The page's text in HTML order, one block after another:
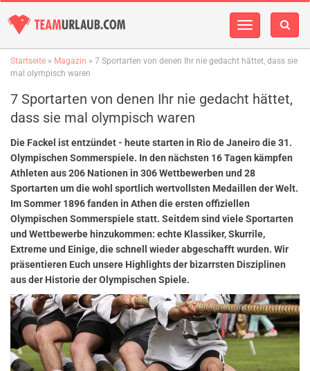
Navigation
Startseite » Magazin » 7 Sportarten von denen Ihr nie gedacht hättet, dass sie
mal olympisch waren
7 Sportarten von denen Ihr nie gedacht hättet,
dass sie mal olympisch waren
Die Fackel ist entzündet - heute starten in Rio de Janeiro die 31.
Olympischen Sommerspiele. In den nächsten 16 Tagen kämpfen
Athleten aus 206 Nationen in 306 Wettbewerben und 28
Sportarten um die wohl sportlich wertvollsten Medaillen der Welt.
Im Sommer 1896 fanden in Athen die ersten offiziellen
Olympischen Sommerspiele statt. Seitdem sind viele Sportarten
und Wettbewerbe hinzukommen: echte Klassiker, Skurrile,
Extreme und Einige, die schnell wieder abgeschafft wurden. Wir
präsentieren Euch unsere Highlights der bizarrsten Disziplinen
aus der Historie der Olympischen Spiele.